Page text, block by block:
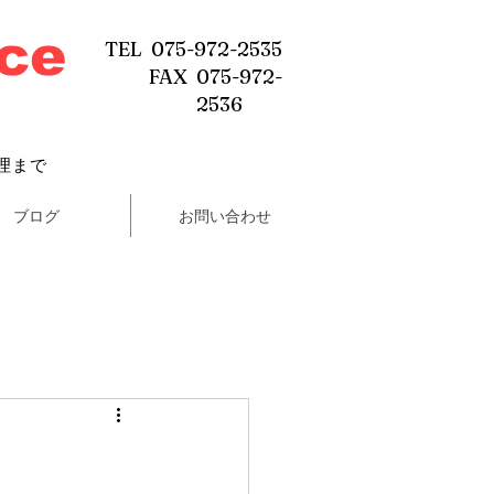
TEL 075-972-2535
FAX 075-972-
2536
まで
ブログ お問い合わせ